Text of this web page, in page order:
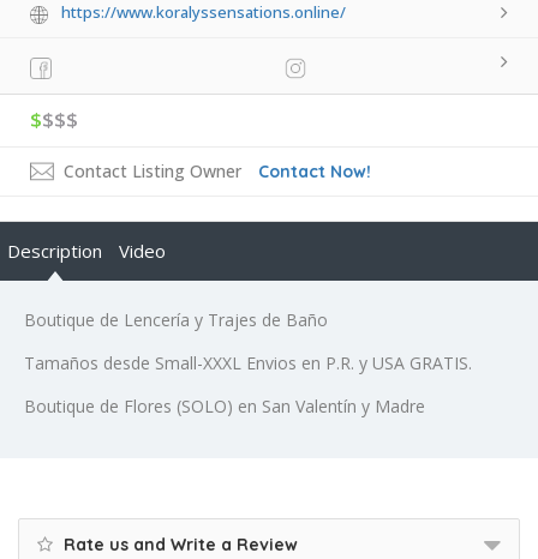
https://www.koralyssensations.online/
$$$$
Contact Listing Owner Contact Now!
Description Video
Boutique de Lencería y Trajes de Baño
Tamaños desde Small-XXXL Envios en P.R. y USA GRATIS.
Boutique de Flores (SOLO) en San Valentín y Madre
Rate us and Write a Review